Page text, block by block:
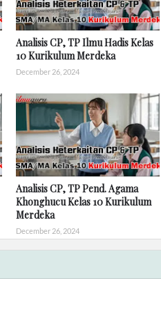
Analisis CP, TP Ilmu Hadis Kelas
10 Kurikulum Merdeka
December 26, 2024
Analisis CP, TP Pend. Agama
Khonghucu Kelas 10 Kurikulum
Merdeka
December 26, 2024